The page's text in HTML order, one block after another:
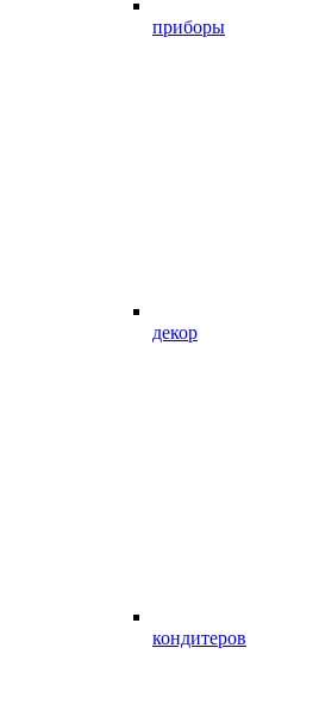
приборы
декор
кондитеров